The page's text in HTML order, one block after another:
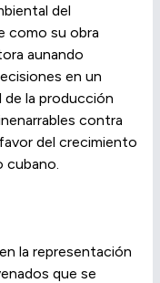
del
como su obra
aunando
en un
la producción
contra
del crecimiento
cubano.
la representación
que se